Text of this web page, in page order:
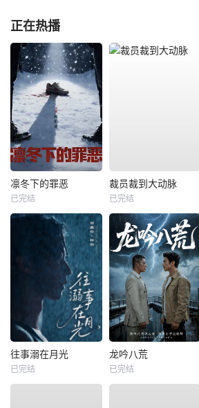
正在热播
凛冬下的罪恶
已完结
裁员裁到大动脉
已完结
往事溺在月光
已完结
龙吟八荒
已完结